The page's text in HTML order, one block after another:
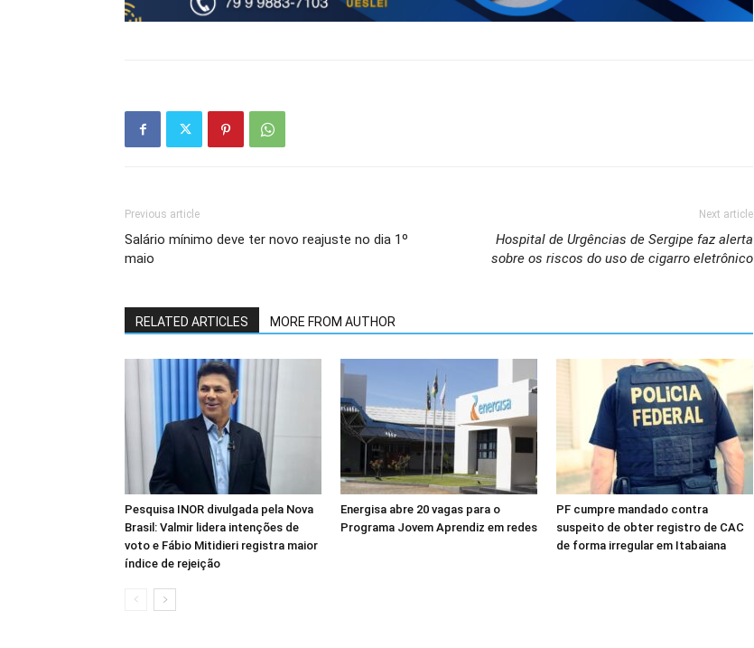
Previous article
Salário mínimo deve ter novo reajuste no dia 1º
maio
Next article
Hospital de Urgências de Sergipe faz alerta
sobre os riscos do uso de cigarro eletrônico
RELATED ARTICLES MORE FROM AUTHOR
Pesquisa INOR divulgada pela Nova
Brasil: Valmir lidera intenções de
voto e Fábio Mitidieri registra maior
índice de rejeição
Energisa abre 20 vagas para o
Programa Jovem Aprendiz em redes
PF cumpre mandado contra
suspeito de obter registro de CAC
de forma irregular em Itabaiana